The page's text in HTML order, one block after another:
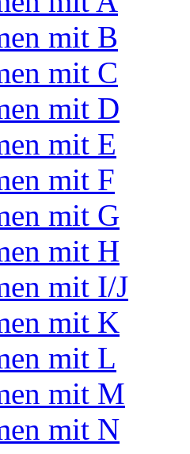
mit B
mit C
mit D
mit E
mit F
mit G
mit H
mit I/J
mit K
mit L
mit M
mit N